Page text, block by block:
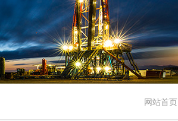
网站首页